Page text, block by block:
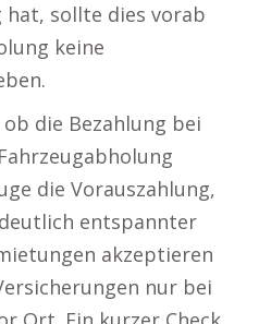
sollte dies vorab
keine
die Bezahlung bei
die Vorauszahlung,
entspannter
akzeptieren
nur bei